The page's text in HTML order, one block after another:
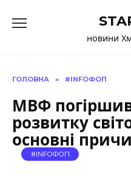
до
новини
ГОЛОВНА » #INFOФОП
МВФ
розвитку
основні
#INFOФОП